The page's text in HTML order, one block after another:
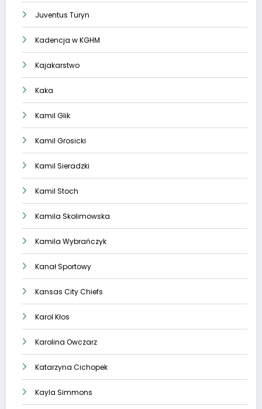
Juventus Turyn
Kadencja w KGHM
Kajakarstwo
Kaka
Kamil Glik
Kamil Grosicki
Kamil Sieradzki
Kamil Stoch
Kamila Skolimowska
Kamila Wybrańczyk
Kanał Sportowy
Kansas City Chiefs
Karol Kłos
Karolina Owczarz
Katarzyna Cichopek
Kayla Simmons